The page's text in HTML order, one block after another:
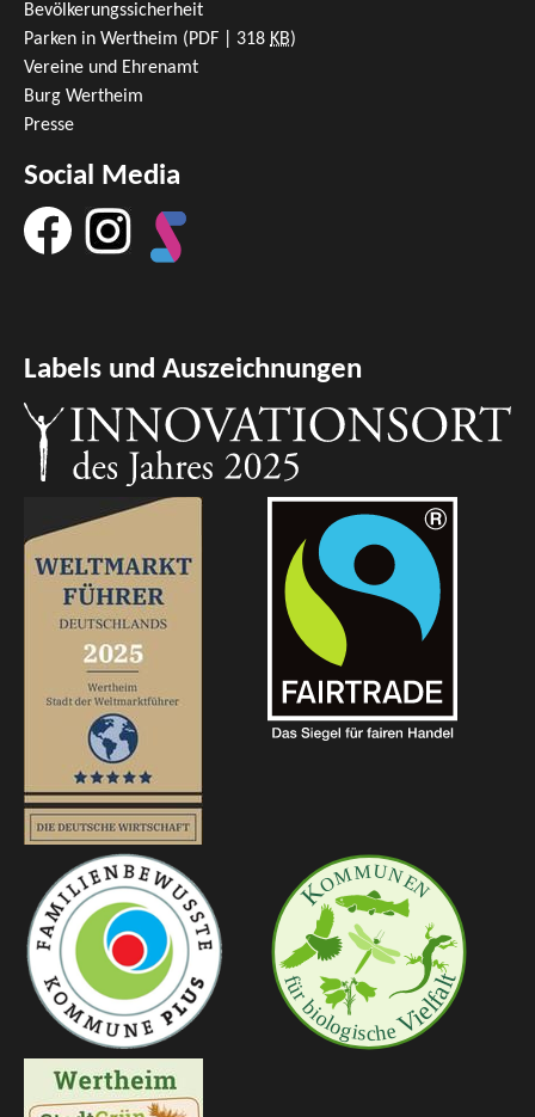
Bevölkerungssicherheit
Parken in Wertheim (PDF | 318 KB)
Vereine und Ehrenamt
Burg Wertheim
Presse
Social Media
Labels und Auszeichnungen